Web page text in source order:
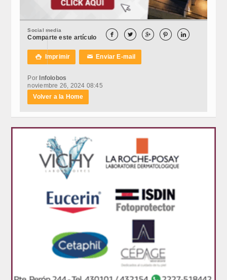
Social media
Comparte este artículo     
 Imprimir ✉Enviar E-mail
PorInfolobos
noviembre 26, 2024 08:45
Volver a la Home